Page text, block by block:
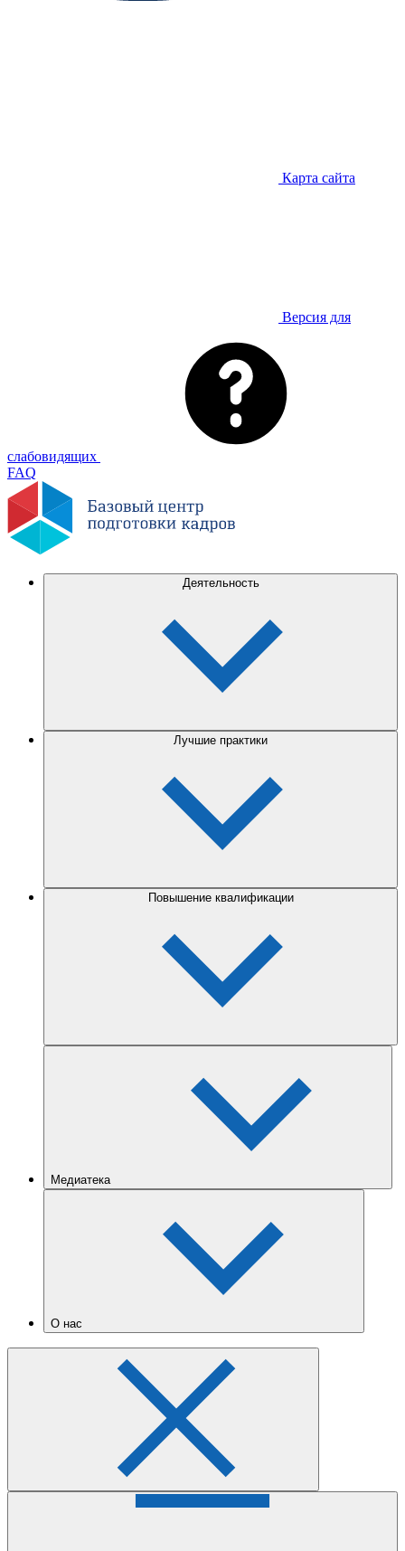
Карта сайта
Версия для
слабовидящих
FAQ
Деятельность
Лучшие практики
Повышение квалификации
Медиатека
О нас